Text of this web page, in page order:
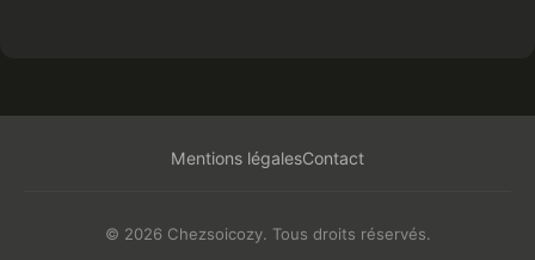
Mentions légalesContact
© 2026 Chezsoicozy. Tous droits réservés.